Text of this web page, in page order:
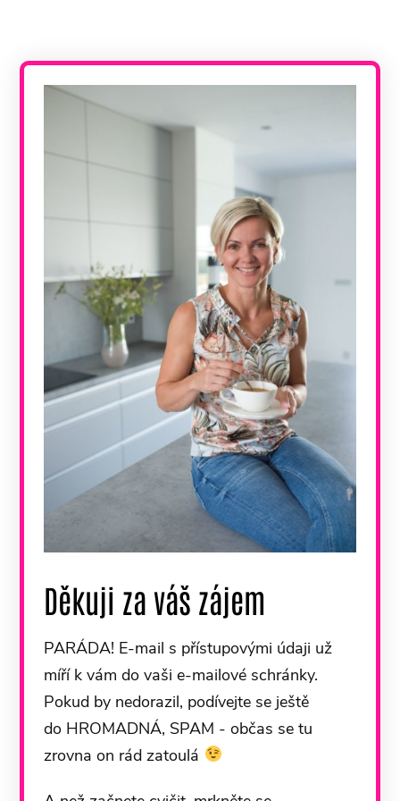
Děkuji za váš zájem
PARÁDA! E-mail s přístupovými údaji už
míří k vám do vaši e-mailové schránky.
Pokud by nedorazil, podívejte se ještě
do HROMADNÁ, SPAM - občas se tu
zrovna on rád zatoulá